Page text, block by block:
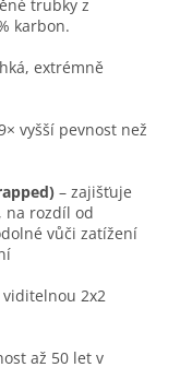
trubky z
karbon.
extrémně
vyšší pevnost než
– zajišťuje
na rozdíl od
vůči zatížení
2x2
až 50 let v